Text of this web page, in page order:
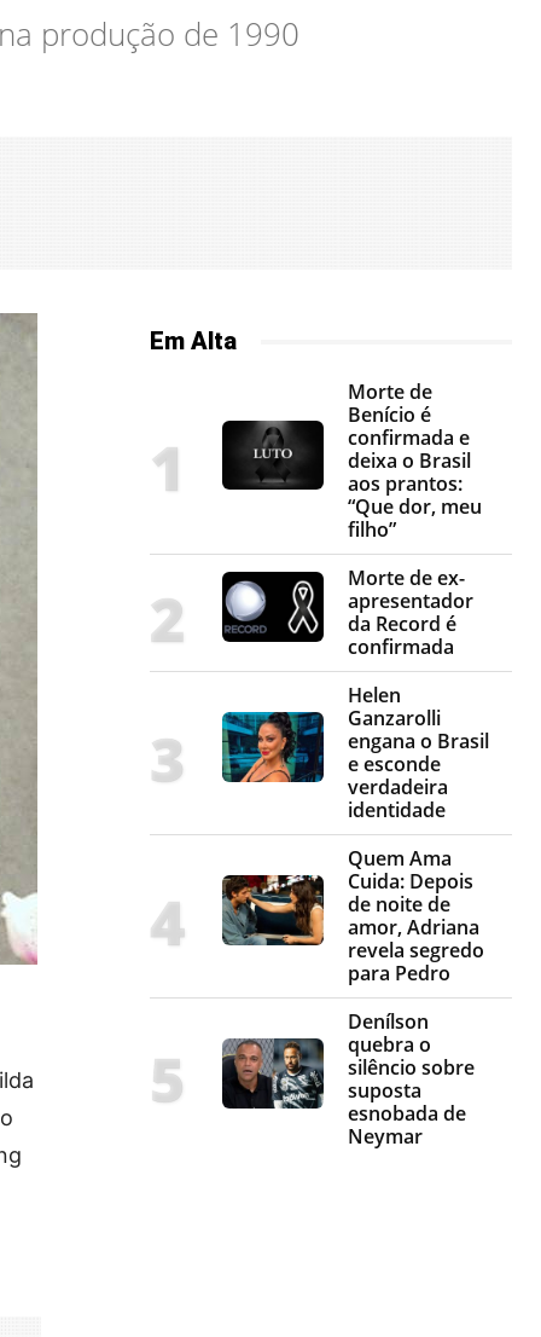
produção de 1990
Em Alta
Morte de
Benício é
confirmada e
deixa o Brasil
aos prantos:
“Que dor, meu
filho”
Morte de ex-
apresentador
da Record é
confirmada
Helen
Ganzarolli
engana o Brasil
e esconde
verdadeira
identidade
Quem Ama
Cuida: Depois
de noite de
amor, Adriana
revela segredo
para Pedro
Denílson
quebra o
silêncio sobre
suposta
esnobada de
Neymar